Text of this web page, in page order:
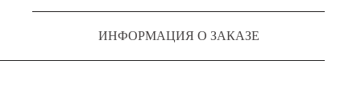
ИНФОРМАЦИЯ О ЗАКАЗЕ